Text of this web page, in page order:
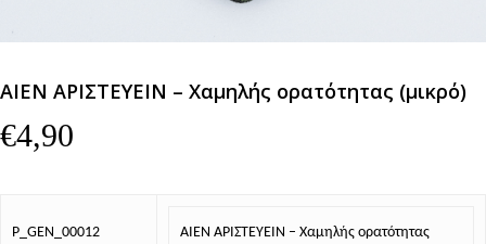
ΑΙΕΝ ΑΡΙΣΤΕΥΕΙΝ – Χαμηλής ορατότητας (μικρό)
€4,90
P_GEN_00012
ΑΙΕΝ ΑΡΙΣΤΕΥΕΙΝ – Χαμηλής ορατότητας